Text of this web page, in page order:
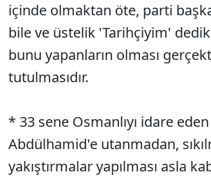
içinde olmaktan öte, parti
bile ve üstelik 'Tarihçiyim'
bunu yapanların olması
tutulmasıdır.
* 33 sene Osmanlıyı idare
Abdülhamid'e utanmadan,
yakıştırmalar yapılması asla